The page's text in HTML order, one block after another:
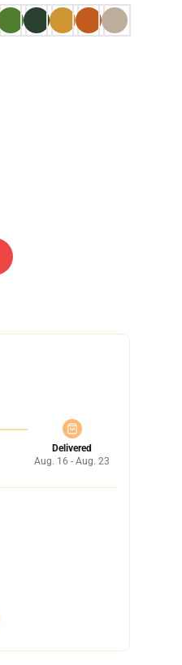
Delivered
Aug. 16 - Aug. 23